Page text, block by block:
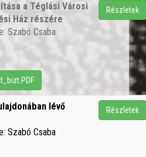
a Téglási Városi
Ház részére
Szabó Csaba
Részletek
lévő
Szabó Csaba
Részletek